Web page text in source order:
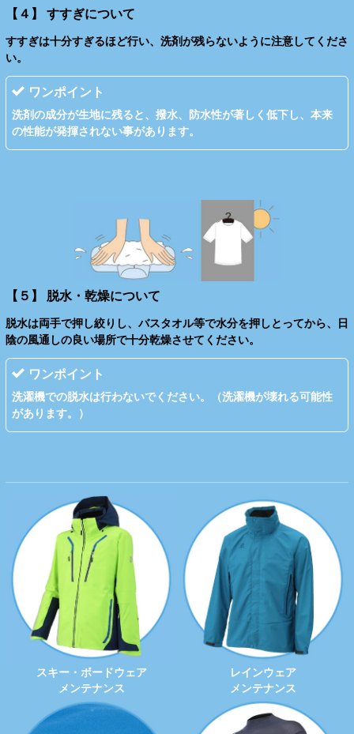
【４】 すすぎについて
すすぎは十分すぎるほど行い、洗剤が残らないように注意してくださ
い。
ワンポイント
洗剤の成分が生地に残ると、撥水、防水性が著しく低下し、本来
の性能が発揮されない事があります。
【５】 脱水・乾燥について
脱水は両手で押し絞りし、バスタオル等で水分を押しとってから、日
陰の風通しの良い場所で十分乾燥させてください。
ワンポイント
洗濯機での脱水は行わないでください。（洗濯機が壊れる可能性
があります。）
スキー・ボードウェア
メンテナンス
レインウェア
メンテナンス